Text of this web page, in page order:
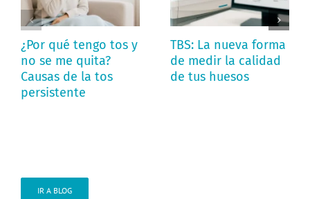
¿Por qué tengo tos y
no se me quita?
Causas de la tos
persistente
TBS: La nueva forma
de medir la calidad
de tus huesos
IR A BLOG